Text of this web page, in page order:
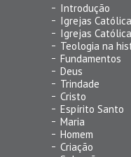
Introdução
Igrejas
Igrejas
Teologia na
Fundamentos
Deus
Trindade
Cristo
Espírito Santo
Maria
Homem
Criação